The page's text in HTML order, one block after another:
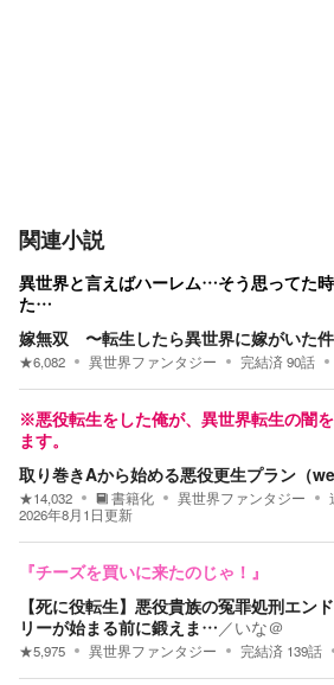
関連小説
異世界と言えばハーレム…そう思ってた
た…
嫁無双 〜転生したら異世界に嫁がいた
★6,082 異世界ファンタジー 完結済90話
※悪役転生をした俺が、異世界転生の闇
ます。
取り巻きAから始める悪役更生プラン（
★14,032 書籍化 異世界ファンタジー
2026年8月1日更新
『チーズを買いに来たのじゃ！』
【死に役転生】悪役貴族の冤罪処刑エン
リーが始まる前に鍛えま… ／いな＠
★5,975 異世界ファンタジー 完結済 139話